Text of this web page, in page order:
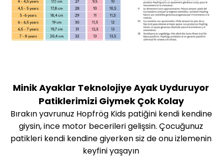
Minik Ayaklar Teknolojiye Ayak Uyduruyor
Patiklerimizi Giymek Çok Kolay
Bırakın yavrunuz Hopfrög Kids patiğini kendi kendine
giysin, ince motor becerileri gelişsin. Çocuğunuz
patikleri kendi kendine giyerken siz de onu izlemenin
keyfini yaşayın